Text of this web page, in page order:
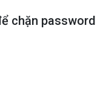
Đảm bảo bạn đang truy
SSH: